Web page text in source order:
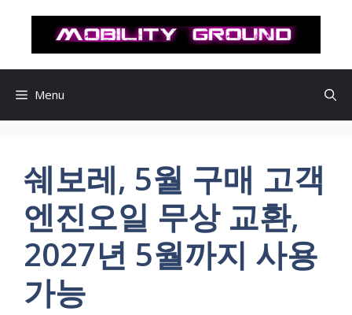
로
Menu
쉐보레, 5월 구매 고객
엔진오일 무상 교환,
2027년 5월까지 사용
가능